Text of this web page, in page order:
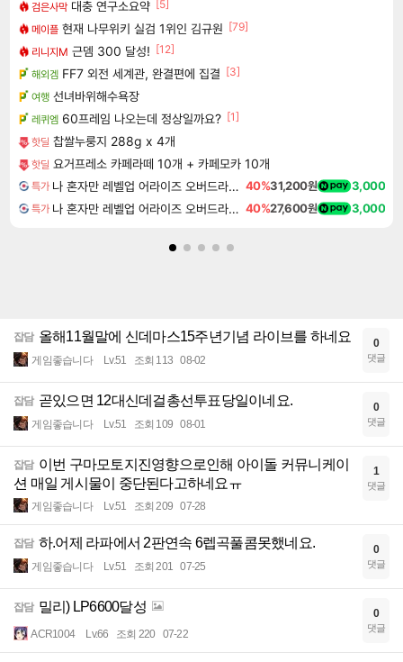
검은사막 대충 연구소요약
[5]
메이플 현재 나무위키 실검 1위인 김규원 [79]
리니지M 근뎀 300 달성! [12]
해외겜 FF7 외전 세계관, 완결편에 집결 [3]
여행 선녀바위해수욕장
레퀴엠 60프레임 나오는데 정상일까요? [1]
핫딜 찹쌀누룽지 288g x 4개
핫딜 요거프레소 카페라떼 10개 + 카페모카 10개
특가 나 혼자만 레벨업 어라이즈 오버드라이브 디럭스 에디션 Solo Leveling Arise Overdrive Deluxe Edition 40%31,200원 3,000
특가 나 혼자만 레벨업 어라이즈 오버드라이브 Solo Leveling Arise 40%27,600원 3,000
잡담 올해11월말에 신데마스15주년기념 라이브를 하네요
게임좋습니다 Lv.51 조회 113 08-02
0
댓글
잡담 곧있으면 12대신데걸총선투표당일이네요.
게임좋습니다 Lv.51 조회 109 08-01
0
댓글
잡담 이번 구마모토지진영향으로인해 아이돌 커뮤니케이
션 매일 게시물이 중단된다고하네요ㅠ
게임좋습니다 Lv.51 조회 209 07-28
1
댓글
잡담 하.어제 라파에서 2판연속 6렙곡풀콤못했네요.
게임좋습니다 Lv.51 조회 201 07-25
0
댓글
잡담 밀리) LP6600달성
ACR1004 Lv.66 조회 220 07-22
0
댓글